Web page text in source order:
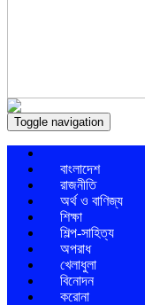
Toggle navigation
বাংলাদেশ
রাজনীতি
অর্থ ও বাণিজ্য
শিক্ষা
শিল্প-সাহিত্য
অপরাধ
খেলাধুলা
বিনোদন
করোনা